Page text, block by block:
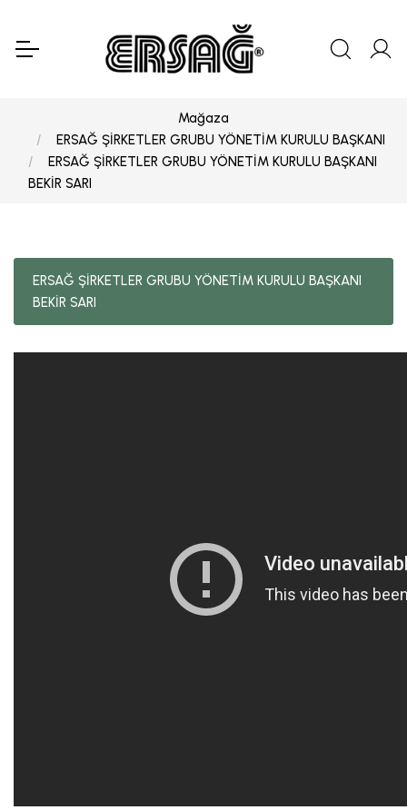
Mağaza
ERSAĞ ŞİRKETLER GRUBU YÖNETİM KURULU BAŞKANI
ERSAĞ ŞİRKETLER GRUBU YÖNETİM KURULU BAŞKANI
BEKİR SARI
ERSAĞ ŞİRKETLER GRUBU YÖNETİM KURULU BAŞKANI
BEKİR SARI